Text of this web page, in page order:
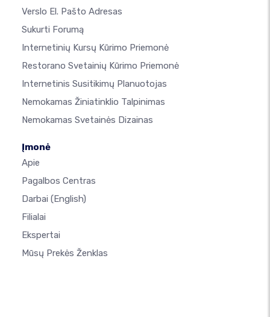
Verslo El. Pašto Adresas
Sukurti Forumą
Internetinių Kursų Kūrimo Priemonė
Restorano Svetainių Kūrimo Priemonė
Internetinis Susitikimų Planuotojas
Nemokamas Žiniatinklio Talpinimas
Nemokamas Svetainės Dizainas
Įmonė
Apie
Pagalbos Centras
Darbai (English)
Filialai
Ekspertai
Mūsų Prekės Ženklas